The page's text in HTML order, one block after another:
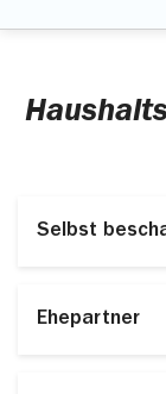
Selbst
Tag gibt’s
Ehepartner